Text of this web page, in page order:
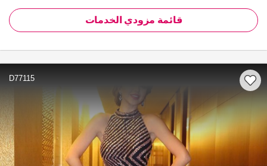
قائمة مزودي الخدمات
D77115